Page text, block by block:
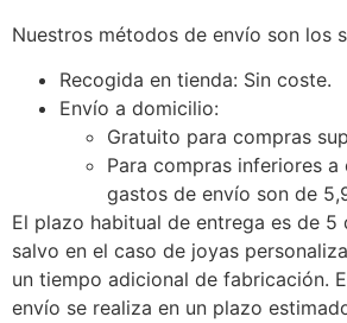
Nuestros métodos de envío son los
Recogida en tienda: Sin coste.
Envío a domicilio:
Gratuito para compras
Para compras inferiores
gastos de envío son de
El plazo habitual de entrega es de 5
salvo en el caso de joyas
un tiempo adicional de fabricación.
envío se realiza en un plazo